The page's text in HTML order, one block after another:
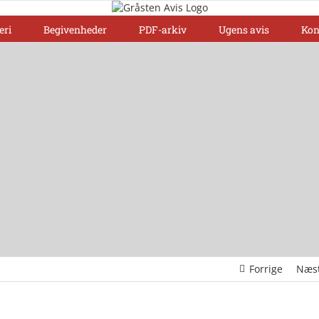
Begivenheder PDF-arkiv Ugens avis
Forrige